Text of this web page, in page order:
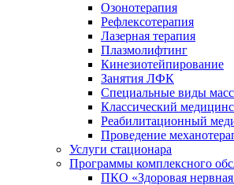
Озонотерапия
Рефлексотерапия
Лазерная терапия
Плазмолифтинг
Кинезиотейпирование
Занятия ЛФК
Специальные виды
Классический
Реабилитационный
Проведение
Услуги стационара
Программы комплексного
ПКО «Здоровая нервная